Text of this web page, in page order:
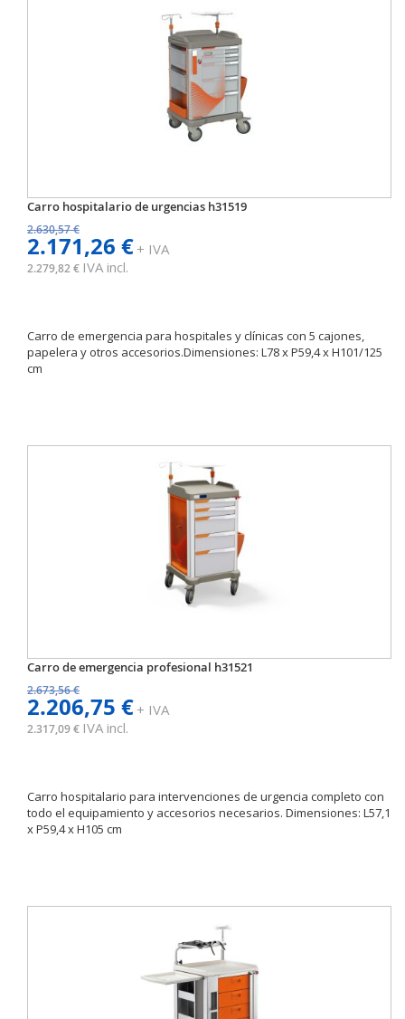
Carro hospitalario de urgencias h31519
2.630,57 €
2.171,26 €+ IVA
2.279,82 € IVA incl.
Carro de emergencia para hospitales y clínicas con 5 cajones,
papelera y otros accesorios.Dimensiones: L78 x P59,4 x H101/125
cm
Carro de emergencia profesional h31521
2.673,56 €
2.206,75 €+ IVA
2.317,09 € IVA incl.
Carro hospitalario para intervenciones de urgencia completo con
todo el equipamiento y accesorios necesarios. Dimensiones: L57,1
x P59,4 x H105 cm